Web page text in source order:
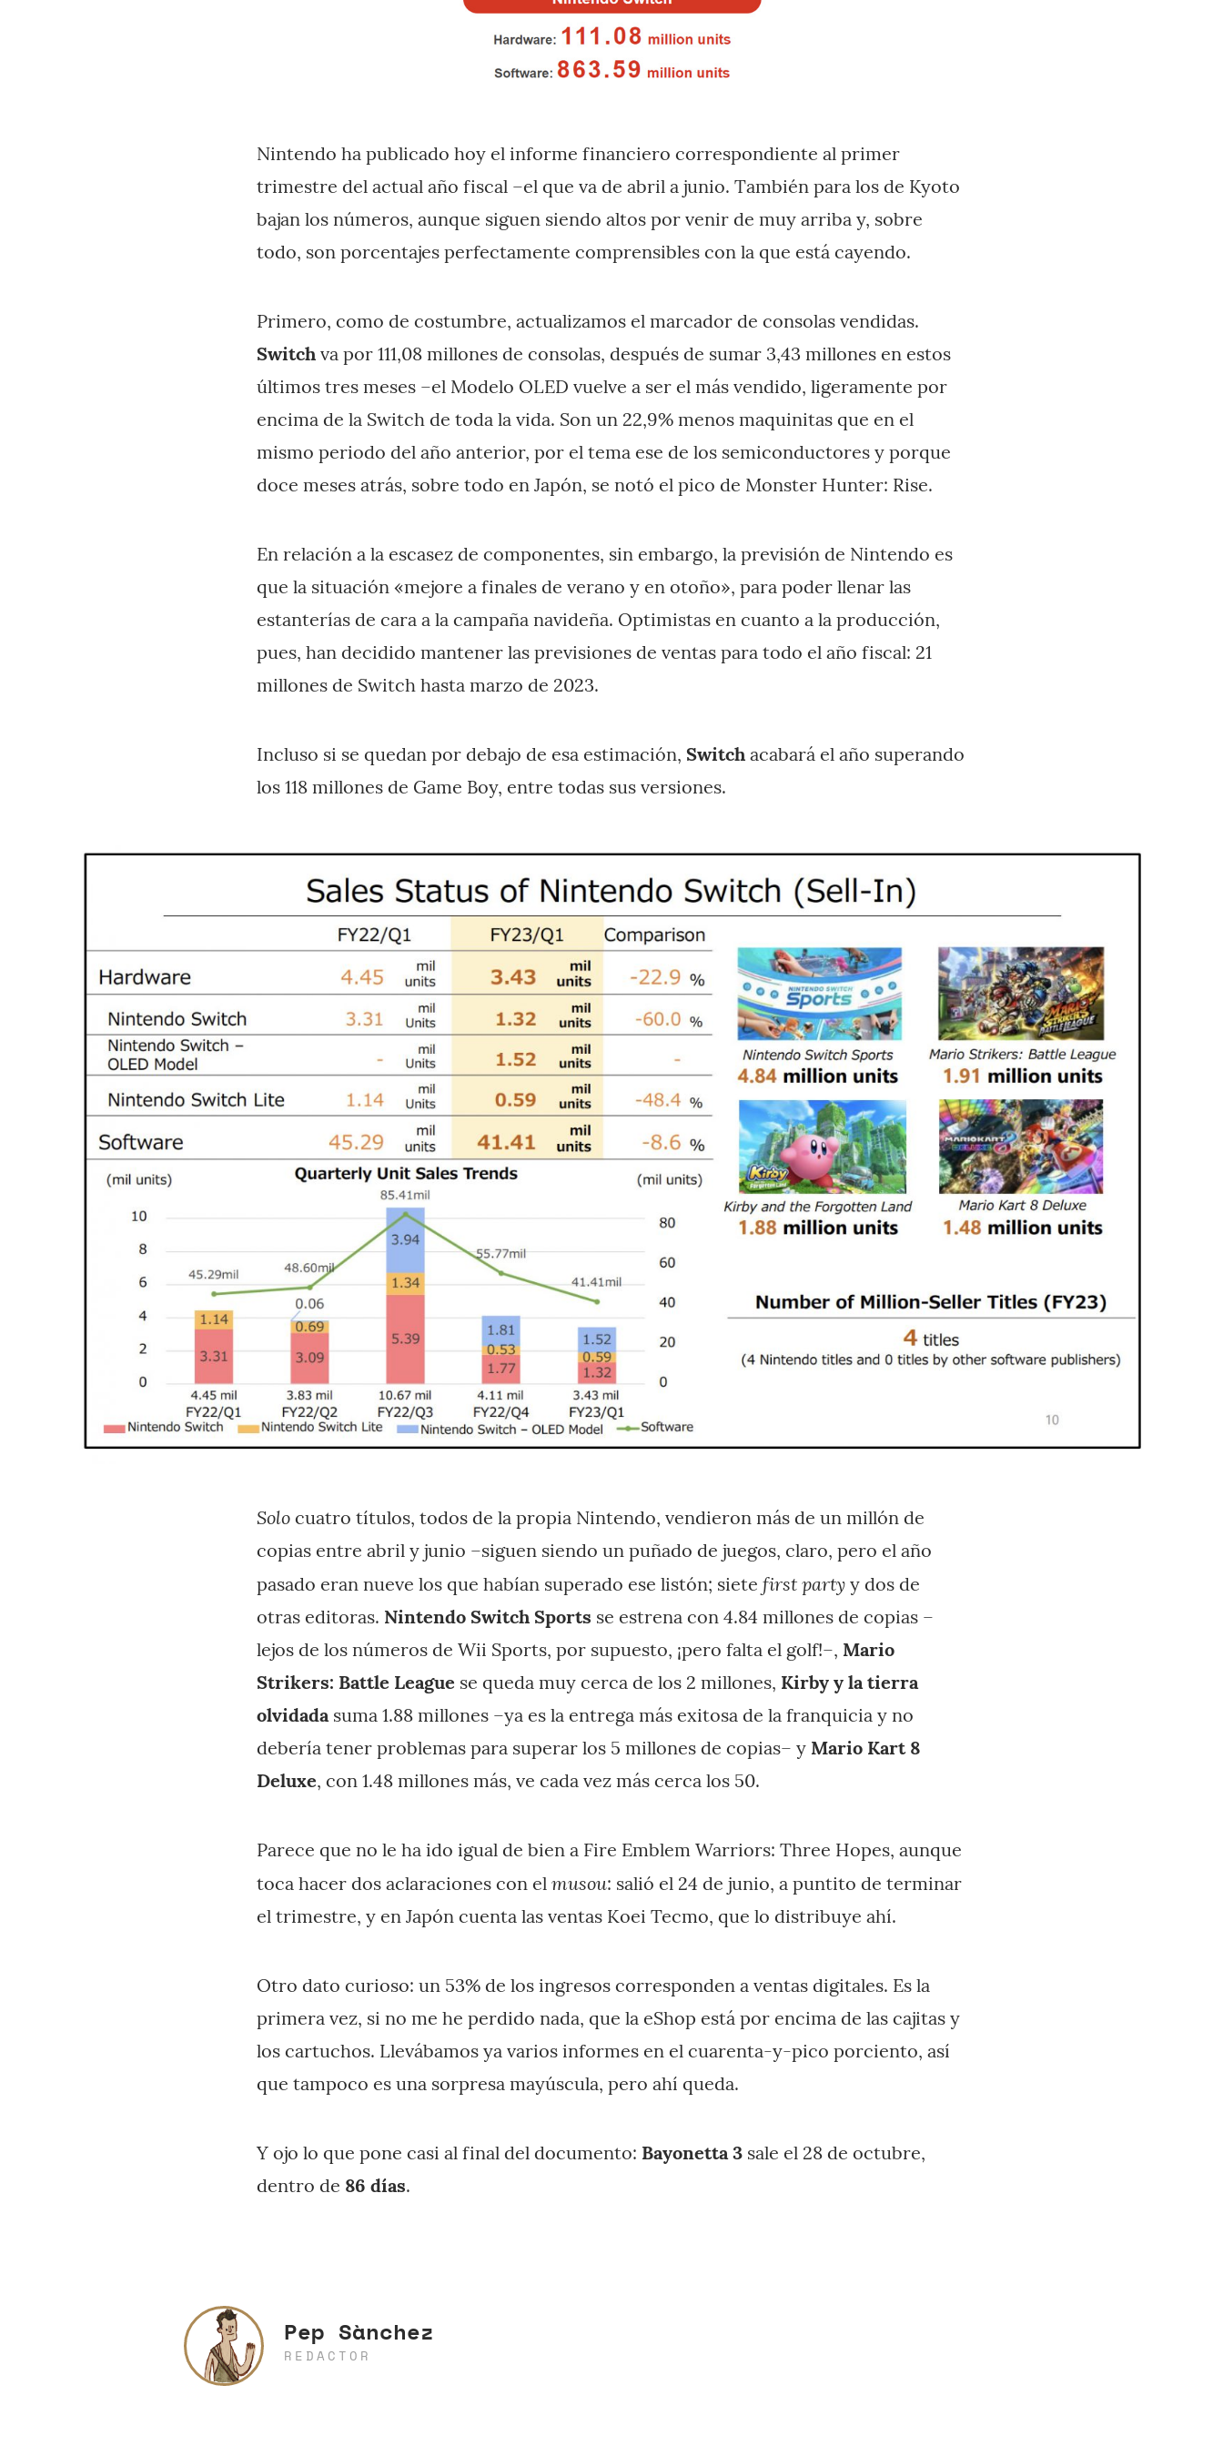
Nintendo ha publicado hoy el informe financiero correspondiente al primer
trimestre del actual año fiscal –el que va de abril a junio. También para los de Kyoto
bajan los números, aunque siguen siendo altos por venir de muy arriba y, sobre
todo, son porcentajes perfectamente comprensibles con la que está cayendo.
Primero, como de costumbre, actualizamos el marcador de consolas vendidas.
Switch va por 111,08 millones de consolas, después de sumar 3,43 millones en estos
últimos tres meses –el Modelo OLED vuelve a ser el más vendido, ligeramente por
encima de la Switch de toda la vida. Son un 22,9% menos maquinitas que en el
mismo periodo del año anterior, por el tema ese de los semiconductores y porque
doce meses atrás, sobre todo en Japón, se notó el pico de Monster Hunter: Rise.
En relación a la escasez de componentes, sin embargo, la previsión de Nintendo es
que la situación «mejore a finales de verano y en otoño», para poder llenar las
estanterías de cara a la campaña navideña. Optimistas en cuanto a la producción,
pues, han decidido mantener las previsiones de ventas para todo el año fiscal: 21
millones de Switch hasta marzo de 2023.
Incluso si se quedan por debajo de esa estimación, Switch acabará el año superando
los 118 millones de Game Boy, entre todas sus versiones.
Solo cuatro títulos, todos de la propia Nintendo, vendieron más de un millón de
copias entre abril y junio –siguen siendo un puñado de juegos, claro, pero el año
pasado eran nueve los que habían superado ese listón; siete first party y dos de
otras editoras. Nintendo Switch Sports se estrena con 4.84 millones de copias –
lejos de los números de Wii Sports, por supuesto, ¡pero falta el golf!–, Mario
Strikers: Battle League se queda muy cerca de los 2 millones, Kirby y la tierra
olvidada suma 1.88 millones –ya es la entrega más exitosa de la franquicia y no
debería tener problemas para superar los 5 millones de copias– y Mario Kart 8
Deluxe, con 1.48 millones más, ve cada vez más cerca los 50.
Parece que no le ha ido igual de bien a Fire Emblem Warriors: Three Hopes, aunque
toca hacer dos aclaraciones con el musou: salió el 24 de junio, a puntito de terminar
el trimestre, y en Japón cuenta las ventas Koei Tecmo, que lo distribuye ahí.
Otro dato curioso: un 53% de los ingresos corresponden a ventas digitales. Es la
primera vez, si no me he perdido nada, que la eShop está por encima de las cajitas y
los cartuchos. Llevábamos ya varios informes en el cuarenta-y-pico porciento, así
que tampoco es una sorpresa mayúscula, pero ahí queda.
Y ojo lo que pone casi al final del documento: Bayonetta 3 sale el 28 de octubre,
dentro de 86 días.
Pep Sànchez
REDACTOR